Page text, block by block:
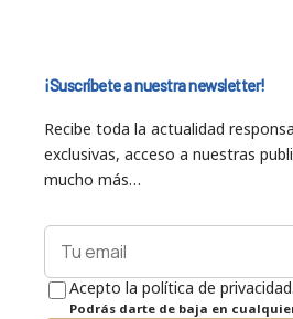
¡Suscríbete a nuestra newsletter!
Recibe toda la actualidad
exclusivas, acceso a nuestras
mucho más…
Acepto la política de privacidad.
Podrás darte de baja en